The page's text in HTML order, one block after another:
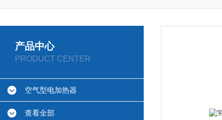
产品中心
PRODUCT CENTER
空气型电加热器
查看全部